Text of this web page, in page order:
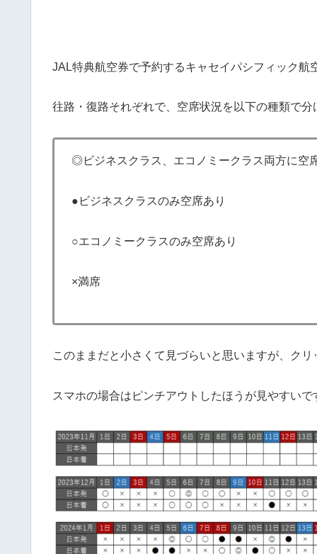
JAL特典航空券で予約するキャセイパシフィック
往路・復路それぞれで、空席状況を以下の種類で分
◎ビジネスクラス、エコノミークラス両方に空
●ビジネスクラスのみ空席あり
○エコノミークラスのみ空席あり
×満席
このままだと小さくて見づらいと思いますが、ク
スマホの場合はピンチアウトしたほうが見やすいで